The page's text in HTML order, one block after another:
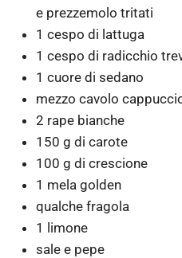
e prezzemolo tritati
1 cespo di lattuga
1 cespo di radicchio
1 cuore di sedano
mezzo cavolo
2 rape bianche
150 g di carote
100 g di crescione
1 mela golden
qualche fragola
1 limone
sale e pepe